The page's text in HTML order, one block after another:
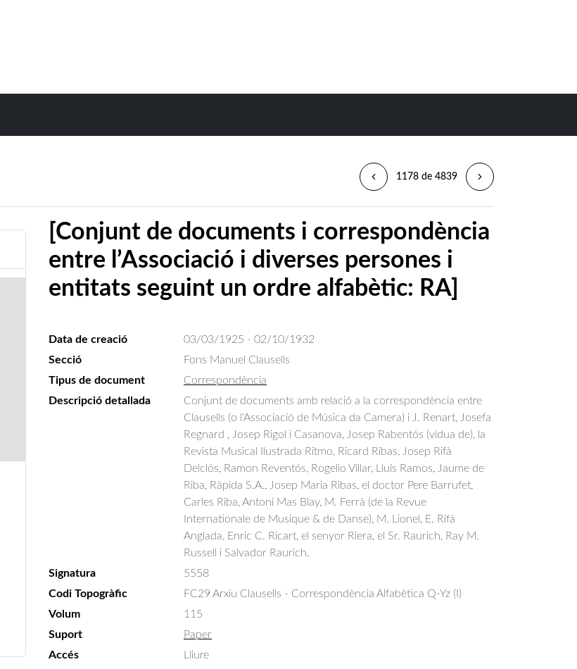
1178 de 4839
[Conjunt de documents i correspondència
entre l’Associació i diverses persones i
entitats seguint un ordre alfabètic: RA]
Data de creació
03/03/1925 - 02/10/1932
Secció
Fons Manuel Clausells
Tipus de document
Correspondència
Descripció detallada
Conjunt de documents amb relació a la correspondència entre
Clausells (o l'Associació de Música da Camera) i J. Renart, Josefa
Regnard , Josep Rigol i Casanova, Josep Rabentós (vídua de), la
Revista Musical Ilustrada Ritmo, Ricard Ribas, Josep Rifà
Delclós, Ramon Reventós, Rogelio Villar, Lluís Ramos, Jaume de
Riba, Ràpida S.A., Josep Maria Ribas, el doctor Pere Barrufet,
Carles Riba, Antoni Mas Blay, M. Ferrà (de la Revue
Internationale de Musique & de Danse), M. Lionel, E. Rifá
Anglada, Enric C. Ricart, el senyor Riera, el Sr. Raurich, Ray M.
Russell i Salvador Raurich.
Signatura
5558
Codi Topogràfic
FC29 Arxiu Clausells - Correspondència Alfabètica Q-Yz (I)
Volum
115
Suport
Paper
Accés
Lliure